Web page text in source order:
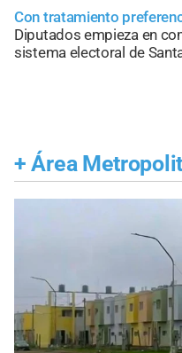
Con tratamiento
Diputados empieza en
sistema electoral de
+ Área